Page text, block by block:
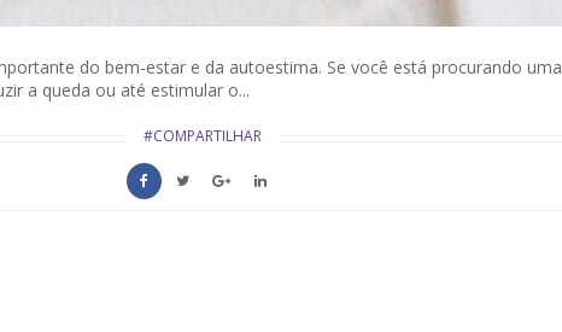
do bem-estar e da autoestima. Se você está procurando uma
a queda ou até estimular o...
#COMPARTILHAR